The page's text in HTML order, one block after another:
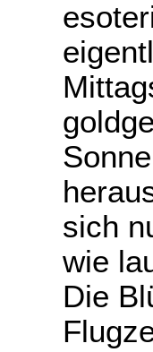
sich
wie
Die